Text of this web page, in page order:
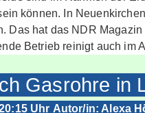
können. In
Das hat das NDR
Betrieb reinigt auch im
Gasrohre in
Uhr Autor/in: Alexa